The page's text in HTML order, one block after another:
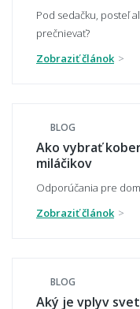
Čo ak zvolím zlú
Aký koberec je
naboso?
Aký typ koberca
Pod sedačku, posteľ
prečnievať?
Zobraziť článok
BLOG
Ako vybrať
miláčikov
Odporúčania pre
Zobraziť článok
BLOG
Aký je vplyv